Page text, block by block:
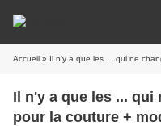
Accueil » Il n'y a que les ... qui ne changent pas d'avis
Il n'y a que les ... qui
pour la couture +